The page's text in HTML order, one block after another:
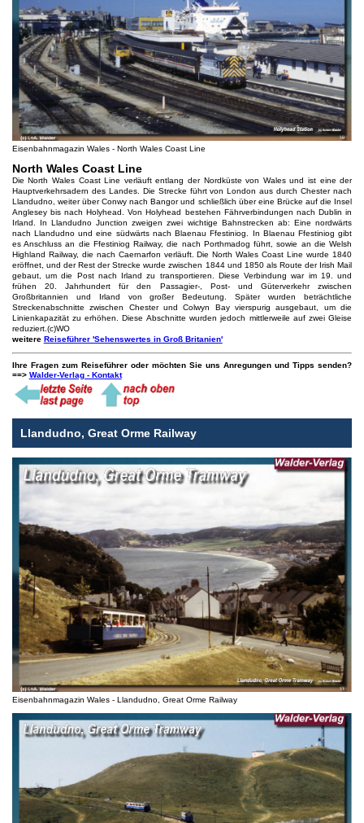
Eisenbahnmagazin Wales - North Wales Coast Line
North Wales Coast Line
Die North Wales Coast Line verläuft entlang der Nordküste von Wales und ist eine der
Hauptverkehrsadern des Landes. Die Strecke führt von London aus durch Chester nach
Llandudno, weiter über Conwy nach Bangor und schließlich über eine Brücke auf die Insel
Anglesey bis nach Holyhead. Von Holyhead bestehen Fährverbindungen nach Dublin in
Irland. In Llandudno Junction zweigen zwei wichtige Bahnstrecken ab: Eine nordwärts
nach Llandudno und eine südwärts nach Blaenau Ffestiniog. In Blaenau Ffestiniog gibt
es Anschluss an die Ffestiniog Railway, die nach Porthmadog führt, sowie an die Welsh
Highland Railway, die nach Caernarfon verläuft. Die North Wales Coast Line wurde 1840
eröffnet, und der Rest der Strecke wurde zwischen 1844 und 1850 als Route der Irish Mail
gebaut, um die Post nach Irland zu transportieren. Diese Verbindung war im 19. und
frühen 20. Jahrhundert für den Passagier-, Post- und Güterverkehr zwischen
Großbritannien und Irland von großer Bedeutung. Später wurden beträchtliche
Streckenabschnitte zwischen Chester und Colwyn Bay vierspurig ausgebaut, um die
Linienkapazität zu erhöhen. Diese Abschnitte wurden jedoch mittlerweile auf zwei Gleise
reduziert.(c)WO
weitere Reiseführer 'Sehenswertes in Groß Britanien'
Ihre Fragen zum Reiseführer oder möchten Sie uns Anregungen und Tipps senden?
==> Walder-Verlag - Kontakt
Llandudno, Great Orme Railway
Eisenbahnmagazin Wales - Llandudno, Great Orme Railway